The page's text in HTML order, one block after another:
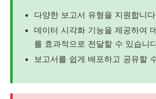
다양한 보고서 유형을 지원합니
데이터 시각화 기능을 제공하여
를 효과적으로 전달할 수 있습니
보고서를 쉽게 배포하고 공유할